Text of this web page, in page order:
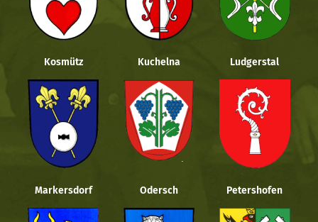
Kosmütz Kuchelna Ludgerstal
Markersdorf Odersch Petershofen